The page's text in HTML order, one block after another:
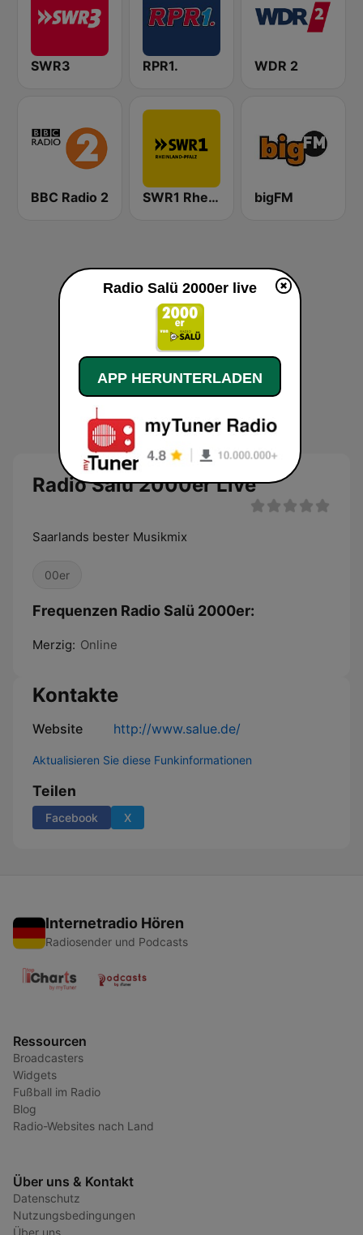
SWR3 RPR1. WDR 2
BBC Radio 2 SWR1 Rheinland-Pfalz bigFM
Radio Salü 2000er Live
Saarlands bester Musikmix
00er
Frequenzen Radio Salü 2000er:
Merzig: Online
Kontakte
Website http://www.salue.de/
Aktualisieren Sie diese Funkinformationen
Teilen
Facebook X
Internetradio Hören
Radiosender und Podcasts
Ressourcen
Broadcasters
Widgets
Fußball im Radio
Blog
Radio-Websites nach Land
Über uns & Kontakt
Datenschutz
Nutzungsbedingungen
Über uns
Radio Salü 2000er live
APP HERUNTERLADEN